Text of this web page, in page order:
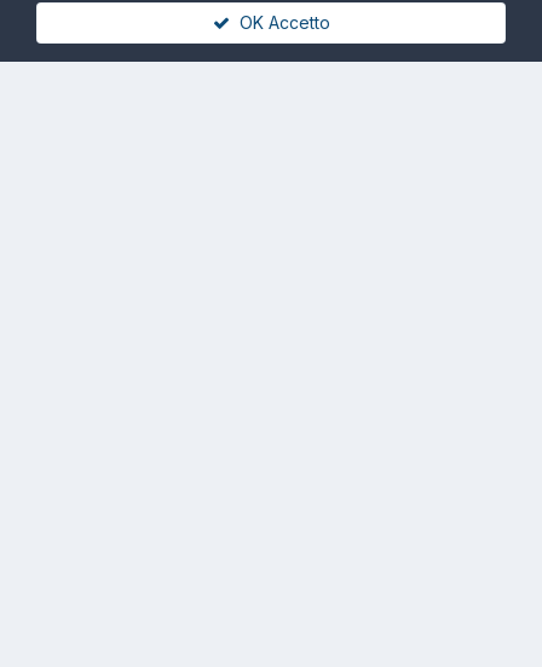
commento
OK Accetto